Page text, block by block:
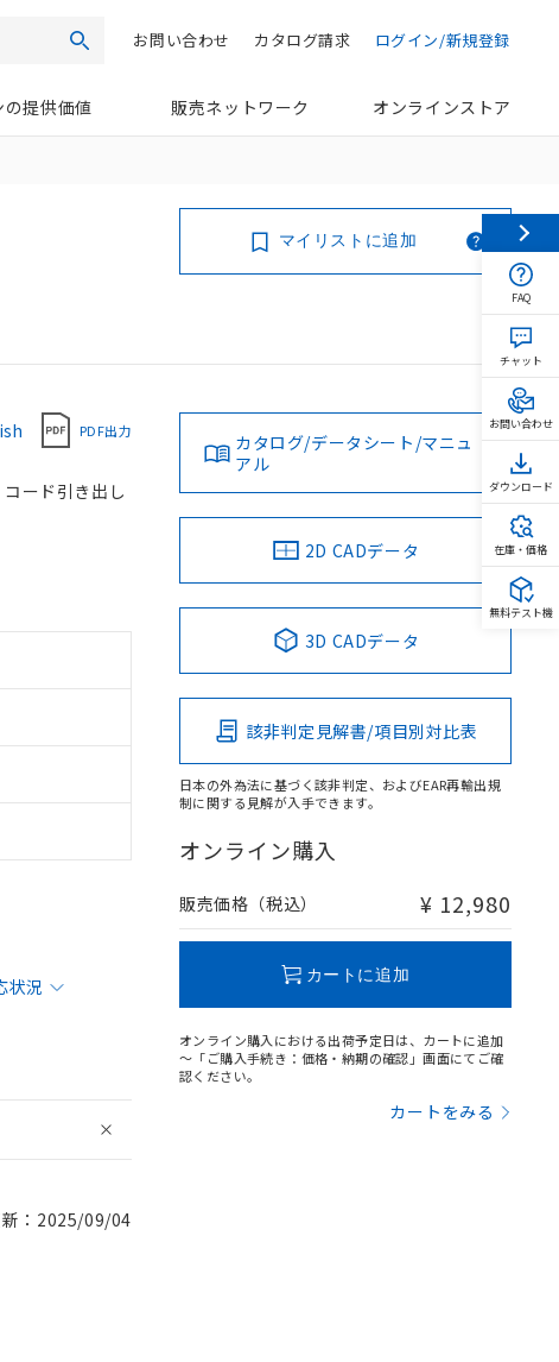
検索 ログイン/新規登録
カタログ請求
お問い合わせ
の提供価値 販売ネットワーク オンラインストア
マイリストに追加
PDF出力
ード引き出し
状況
：2025/09/04
カタログ/データシート/マニュ
アル
2D CADデータ
3D CADデータ
該非判定見解書/項目別対比表
日本の外為法に基づく該非判定、およびEAR再輸出規
制に関する見解が入手できます。
オンライン購入
販売価格（税込） ¥ 12,980
カートに追加
オンライン購入における出荷予定日は、カートに追加
～「ご購入手続き：価格・納期の確認」画面にてご確
認ください。
カートをみる
FAQ
チャット
お問い合わせ
ダウンロード
在庫・価格
無料テスト機